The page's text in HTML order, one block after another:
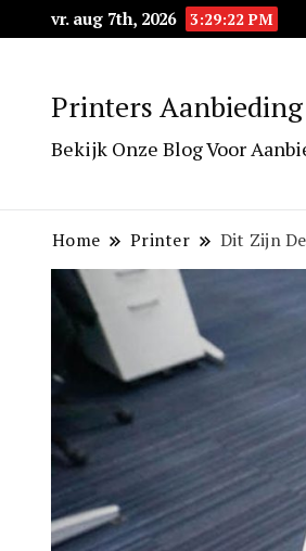
vr. aug 7th, 2026 3:29:23 PM
Printers Aanbieding
Bekijk Onze Blog Voor
Home Printer Dit Zijn